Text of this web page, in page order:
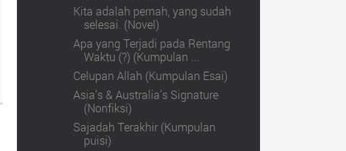
Kita adalah pernah, yang sudah
selesai. (Novel)
Apa yang Terjadi pada Rentang
Waktu (?) (Kumpulan ...
Celupan Allah (Kumpulan Esai)
Asia’s & Australia’s Signature
(Nonfiksi)
Sajadah Terakhir (Kumpulan
puisi)